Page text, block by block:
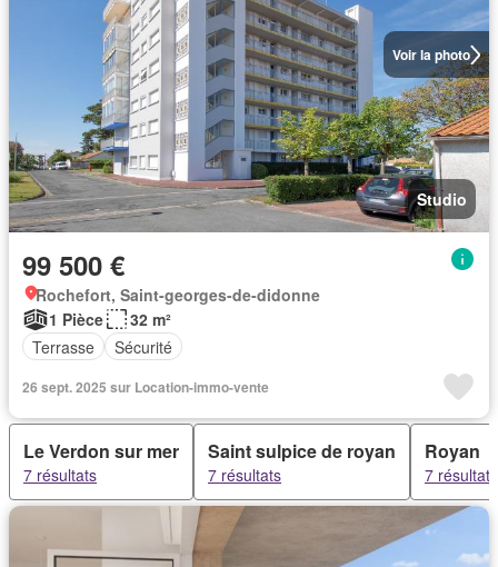
Voir la photo
Studio
99 500 €
Rochefort, Saint-georges-de-didonne
1 Pièce
32 m²
Terrasse
Sécurité
26 sept. 2025 sur Location-immo-vente
Le Verdon sur mer
7 résultats
Saint sulpice de royan
7 résultats
Royan
7 résultats